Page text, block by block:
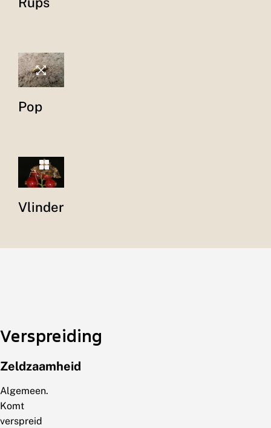
Pop
Vlinder
Verspreiding
Zeldzaamheid
Algemeen.
Komt
verspreid